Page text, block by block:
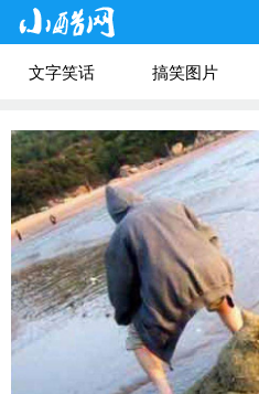
文字笑话 搞笑图片